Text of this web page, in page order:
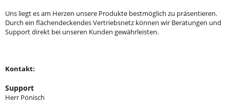
Uns liegt es am Herzen unsere Produkte bestmöglich zu präsentieren.
Durch ein flächendeckendes Vertriebsnetz können wir Beratungen und
Support direkt bei unseren Kunden gewährleisten.
Kontakt:
Support
Herr Pönisch